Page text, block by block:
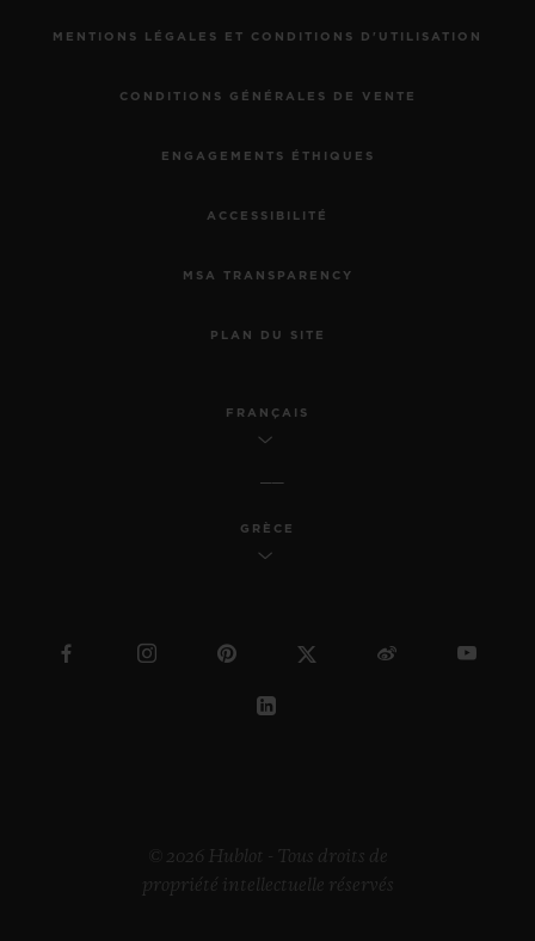
MENTIONS LÉGALES ET CONDITIONS D'UTILISATION
CONDITIONS GÉNÉRALES DE VENTE
ENGAGEMENTS ÉTHIQUES
ACCESSIBILITÉ
MSA TRANSPARENCY
PLAN DU SITE
FRANÇAIS
GRÈCE
© 2026 Hublot - Tous droits de
propriété intellectuelle réservés